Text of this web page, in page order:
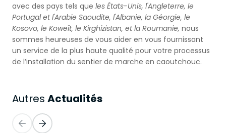
avec des pays tels que les États-Unis, l'Angleterre, le
Portugal et l'Arabie Saoudite, l'Albanie, la Géorgie, le
Kosovo, le Koweït, le Kirghizistan, et la Roumanie, nous
sommes heureuses de vous aider en vous fournissant
un service de la plus haute qualité pour votre processus
de l’installation du sentier de marche en caoutchouc.
Autres Actualités